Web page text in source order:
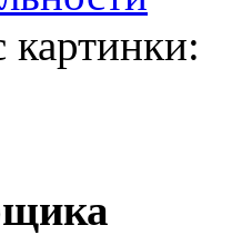
картинки: